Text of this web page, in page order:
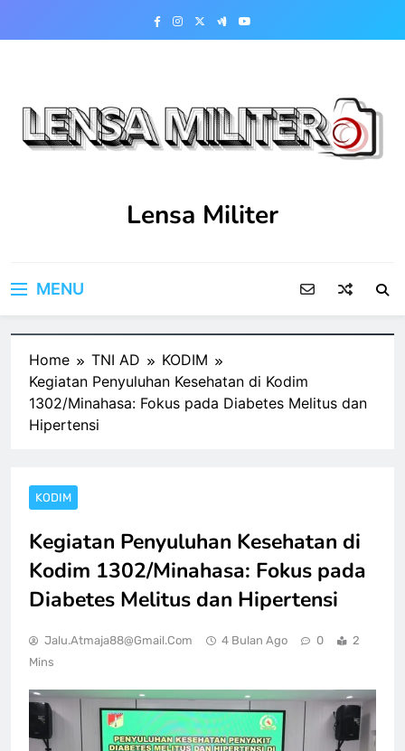
Lensa Militer
MENU
Home TNI AD
KODIM
Kegiatan Penyuluhan Kesehatan di Kodim
1302/Minahasa: Fokus pada Diabetes Melitus dan
Hipertensi
KODIM
Kegiatan Penyuluhan Kesehatan di
Kodim 1302/Minahasa: Fokus pada
Diabetes Melitus dan Hipertensi
Jalu.atmaja88@gmail.com 4 Bulan Ago 0
2
Mins